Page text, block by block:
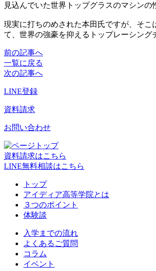
見込んでいた世界トップグラスのマシンの
現実に打ちのめされた本田氏ですが、そ
て、世界の強豪を抑えるトップレーシング
前の記事へ
一覧に戻る
次の記事へ
LINE登録
資料請求
お問い合わせ
資料請求はこちら
LINE無料相談はこちら
トップ
アイディア高等学院とは
３つのポイント
体験談
入学までの流れ
よくあるご質問
コラム
イベント